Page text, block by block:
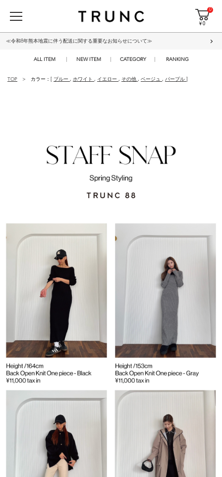
0
¥ 0
≪令和8年熊本地震に伴う配送に関する重要なお知らせについて≫
ALL ITEM NEW ITEM CATEGORY RANKING
TOP カラー：[ ブルー , ホワイト , イエロー , その他 , ベージュ , パープル